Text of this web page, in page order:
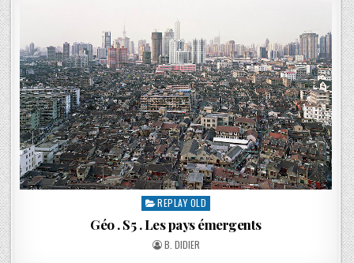
REPLAY OLD
Géo . S5 . Les pays émergents
B. DIDIER